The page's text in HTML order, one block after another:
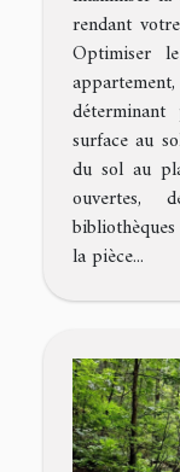
rendant
Optimiser
surface au
du sol au
ouvertes,
la pièce...